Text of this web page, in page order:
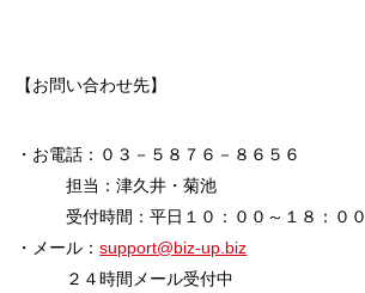
【お問い合わせ先】
・お電話：０３－５８７６－８６５６
担当：津久井・菊池
受付時間：平日１０：００～１８：００
・メール：support@biz-up.biz
２４時間メール受付中